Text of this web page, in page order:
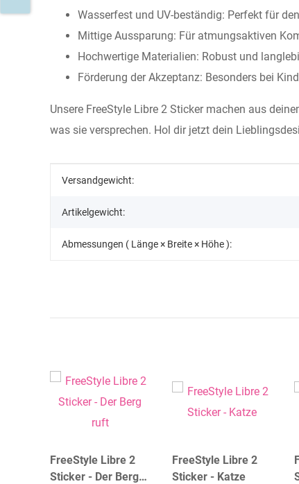
Wasserfest und UV-beständig: Perfekt für
Mittige Aussparung: Für atmungsaktiven
Hochwertige Materialien: Robust und
Förderung der Akzeptanz: Besonders bei
Unsere FreeStyle Libre 2 Sticker machen aus
was sie versprechen. Hol dir jetzt dein
Produkteigenschaft
Wert
Versandgewicht:
Artikelgewicht:
Abmessungen ( Länge × Breite × Höhe ):
FreeStyle Libre 2
Sticker - Der Berg
FreeStyle Libre 2
Sticker - Katze